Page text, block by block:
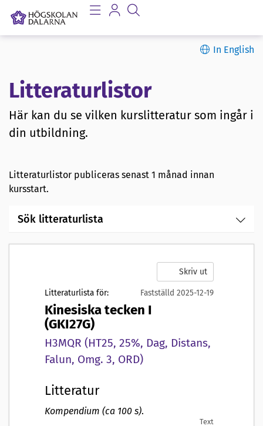
In English
Litteraturlistor
Här kan du se vilken kurslitteratur som ingår i
din utbildning.
Litteraturlistor publiceras senast 1 månad innan
kursstart.
Sök litteraturlista
Skriv ut
Litteraturlista för: Fastställd 2025-12-19
Kinesiska tecken I
(GKI27G)
H3MQR (HT25, 25%, Dag, Distans,
Falun, Omg. 3, ORD)
Litteratur
Kompendium (ca 100 s).
Text